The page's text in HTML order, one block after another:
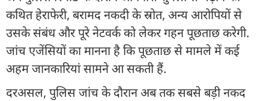
कथित हेराफेरी, बरामद नकदी के स्रोत, अन्य आरोपियों से
उसके संबंध और पूरे नेटवर्क को लेकर गहन पूछताछ करेगी.
जांच एजेंसियों का मानना है कि पूछताछ से मामले में कई
अहम जानकारियां सामने आ सकती हैं.
दरअसल, पुलिस जांच के दौरान अब तक सबसे बड़ी नकद